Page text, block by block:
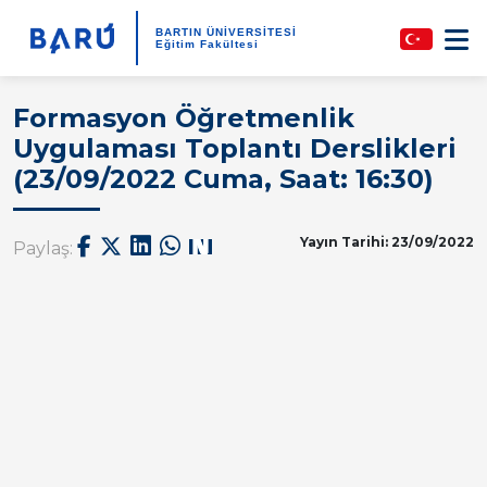
BARTIN ÜNİVERSİTESİ
Eğitim Fakültesi
Formasyon Öğretmenlik
Uygulaması Toplantı Derslikleri
(23/09/2022 Cuma, Saat: 16:30)
Paylaş: Yayın Tarihi: 23/09/2022